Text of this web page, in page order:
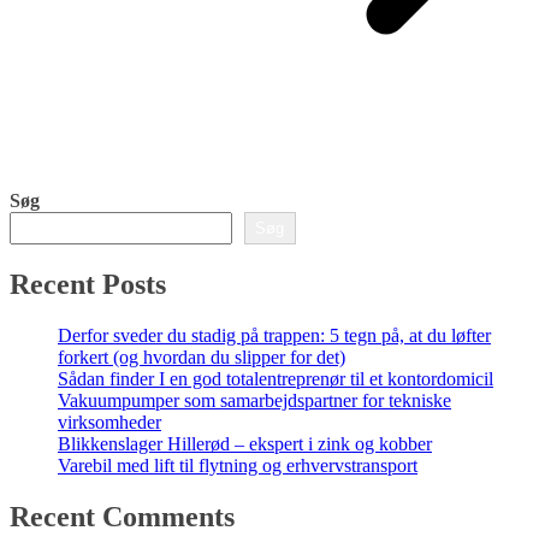
Søg
Recent Posts
Derfor sveder du stadig på trappen: 5 tegn på, at du løfter
forkert (og hvordan du slipper for det)
Sådan finder I en god totalentreprenør til et kontordomicil
Vakuumpumper som samarbejdspartner for tekniske
virksomheder
Blikkenslager Hillerød – ekspert i zink og kobber
Varebil med lift til flytning og erhvervstransport
Recent Comments